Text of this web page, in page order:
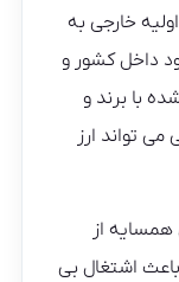
خارجی به
داخل کشور و
با برند و
تواند ارز
از
باعث اشتغال بی